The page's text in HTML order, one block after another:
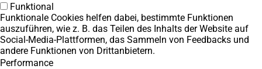
Funktional
Funktionale Cookies helfen dabei, bestimmte Funktionen
auszuführen, wie z. B. das Teilen des Inhalts der Website auf
Social-Media-Plattformen, das Sammeln von Feedbacks und
andere Funktionen von Drittanbietern.
Performance